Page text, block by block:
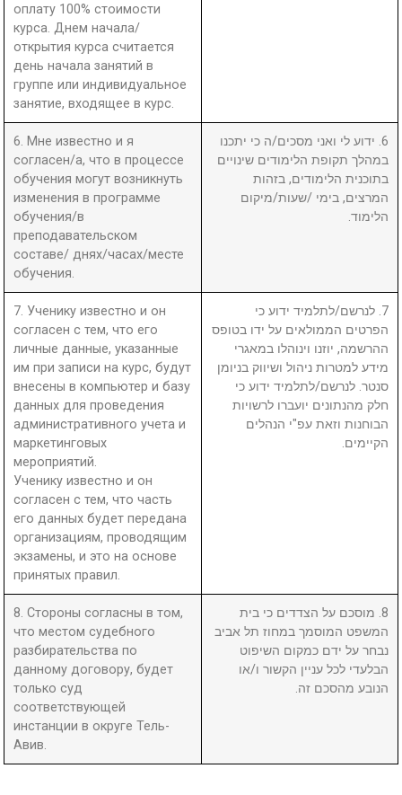
оплату 100% стоимости
курса. Днем начала/
открытия курса считается
день начала занятий в
группе или индивидуальное
занятие, входящее в курс.
6. Мне известно и я
согласен/а, что в процессе
обучения могут возникнуть
изменения в программе
обучения/в
преподавательском
составе/ днях/часах/месте
обучения.
6. ידוע לי ואני מסכים/ה כי יתכנו
במהלך תקופת הלימודים שינויים
בתוכנית הלימודים, בזהות
המרצים, בימי /שעות/מיקום
הלימוד.
7. Ученику известно и он
согласен с тем, что его
личные данные, указанные
им при записи на курс, будут
внесены в компьютер и базу
данных для проведения
административного учета и
маркетинговых
мероприятий.
Ученику известно и он
согласен с тем, что часть
его данных будет передана
организациям, проводящим
экзамены, и это на основе
принятых правил.
7. לנרשם/לתלמיד ידוע כי
הפרטים הממולאים על ידו בטופס
ההרשמה, יוזנו וינוהלו במאגרי
מידע למטרות ניהול ושיווק בניומן
סנטר. לנרשם/לתלמיד ידוע כי
חלק מהנתונים יועברו לרשויות
הבוחנות וזאת עפ"י הנהלים
הקיימים.
8. Стороны согласны в том,
что местом судебного
разбирательства по
данному договору, будет
только суд
соответствующей
инстанции в округе Тель-
Авив.
8. מוסכם על הצדדים כי בית
המשפט המוסמך במחוז תל אביב
נבחר על ידם כמקום השיפוט
הבלעדי לכל עניין הקשור ו/או
הנובע מהסכם זה.